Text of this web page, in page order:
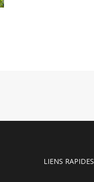
LIENS RAPIDES